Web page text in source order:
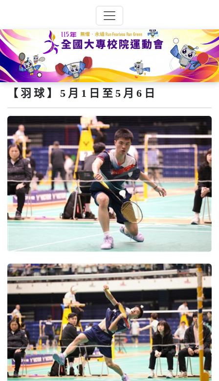
【羽球】5月1日至5月6日